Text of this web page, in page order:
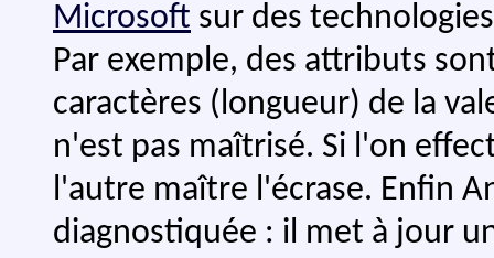
Microsoft sur des
Par exemple, des attributs
caractères (longueur) de la
n'est pas maîtrisé. Si l'on
l'autre maître l'écrase. Enfin
diagnostiquée : il met à jour